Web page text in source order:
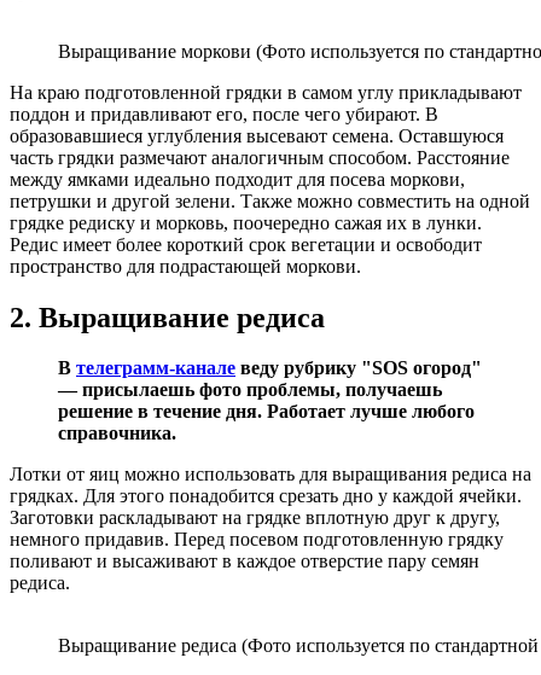
Выращивание моркови (Фото используется по
На краю подготовленной грядки в самом углу прикладывают
поддон и придавливают его, после чего убирают. В
образовавшиеся углубления высевают семена. Оставшуюся
часть грядки размечают аналогичным способом. Расстояние
между ямками идеально подходит для посева моркови,
петрушки и другой зелени. Также можно совместить на одной
грядке редиску и морковь, поочередно сажая их в лунки.
Редис имеет более короткий срок вегетации и освободит
пространство для подрастающей моркови.
2. Выращивание редиса
В телеграмм-канале веду рубрику "SOS огород"
— присылаешь фото проблемы, получаешь
решение в течение дня. Работает лучше любого
справочника.
Лотки от яиц можно использовать для выращивания редиса на
грядках. Для этого понадобится срезать дно у каждой ячейки.
Заготовки раскладывают на грядке вплотную друг к другу,
немного придавив. Перед посевом подготовленную грядку
поливают и высаживают в каждое отверстие пару семян
редиса.
Выращивание редиса (Фото используется по